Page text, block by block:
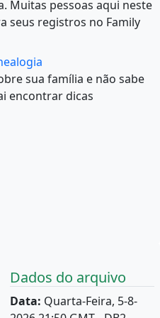
Muitas pessoas aqui neste
seus registros no Family
sua família e não sabe
encontrar dicas
Dados do arquivo
Data: Quarta-Feira, 5-8-